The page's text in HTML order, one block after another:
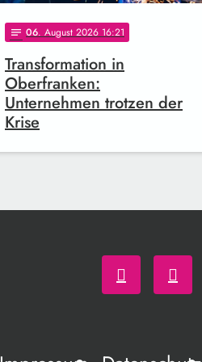
notes 06. August 2026 16:21
Transformation in
Oberfranken:
Unternehmen trotzen der
Krise